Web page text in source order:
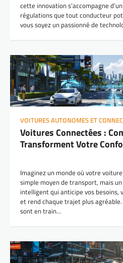
cette innovation s’accompagne
régulations que tout conducteur
vous soyez un passionné de
VOITURES AUTONOMES ET
Voitures Connectées :
Transforment Votre
Imaginez un monde où votre
simple moyen de transport, mais
intelligent qui anticipe vos besoins,
et rend chaque trajet plus
sont en train…